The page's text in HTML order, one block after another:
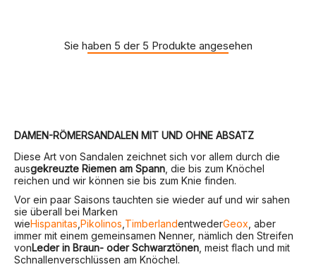
Sie haben 5 der 5 Produkte angesehen
DAMEN-RÖMERSANDALEN MIT UND OHNE ABSATZ
Diese Art von Sandalen zeichnet sich vor allem durch die
ausgekreuzte Riemen am Spann, die bis zum Knöchel
reichen und wir können sie bis zum Knie finden.
Vor ein paar Saisons tauchten sie wieder auf und wir sahen
sie überall bei Marken
wieHispanitas,Pikolinos,TimberlandentwederGeox, aber
immer mit einem gemeinsamen Nenner, nämlich den Streifen
vonLeder in Braun- oder Schwarztönen, meist flach und mit
Schnallenverschlüssen am Knöchel.